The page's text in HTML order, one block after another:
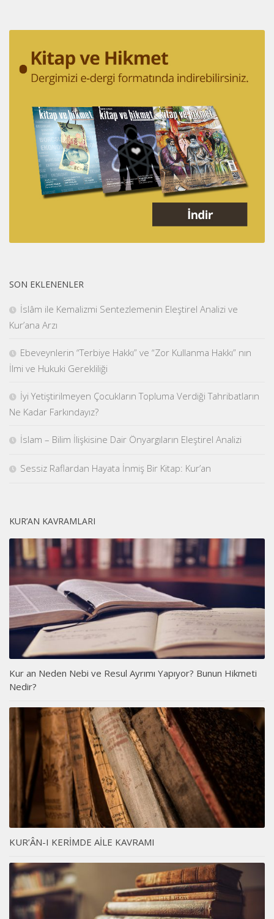
SON EKLENENLER
İslâm ile Kemalizmi Sentezlemenin Eleştirel Analizi ve
Kur’ana Arzı
Ebeveynlerin “Terbiye Hakkı” ve “Zor Kullanma Hakkı” nın
İlmi ve Hukuki Gerekliliği
İyi Yetiştirilmeyen Çocukların Topluma Verdiği Tahribatların
Ne Kadar Farkındayız?
İslam – Bilim İlişkisine Dair Önyargıların Eleştirel Analizi
Sessiz Raflardan Hayata İnmiş Bir Kitap: Kur’an
KUR’AN KAVRAMLARI
Kur an Neden Nebi ve Resul Ayrımı Yapıyor? Bunun Hikmeti
Nedir?
KUR’ÂN-I KERİMDE AİLE KAVRAMI